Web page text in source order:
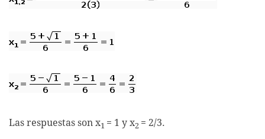
Las respuestas son x1 = 1 y x2 = 2/3.